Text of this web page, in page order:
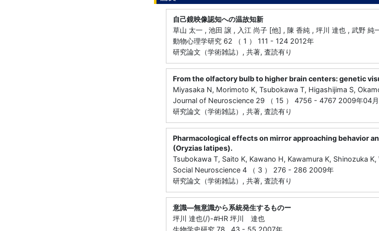
自己鏡映像認知への温故知新
草山 太一 , 池田 譲 , 入江 尚子 [他] , 陳 香純 , 坪川 達也 , 武野 純
動物心理学研究 62 （ 1 ） 111 - 124 2012年
研究論文（学術雑誌）, 共著, 査読有り
From the olfactory bulb to higher brain centers: genetic
Miyasaka N, Morimoto K, Tsubokawa T, Higashijima S,
Journal of Neuroscience 29 （ 15 ） 4756 - 4767 2009年04月
研究論文（学術雑誌）, 共著, 査読有り
Pharmacological effects on mirror approaching behavior
(Oryzias latipes).
Tsubokawa T, Saito K, Kawano H, Kawamura K, Shinozuka K,
Social Neuroscience 4 （ 3 ） 276 - 286 2009年
研究論文（学術雑誌）, 共著, 査読有り
意識―無意識から系統発生するものー
坪川 達也(/)-#HR 坪川 達也